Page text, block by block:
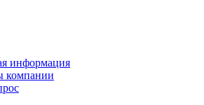
информация
компании